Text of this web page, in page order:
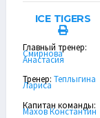
ICE TIGERS
Главный тренер:
Смирнова
Анастасия
Тренер: Теплыгина
Лариса
Капитан команды:
Махов Константин